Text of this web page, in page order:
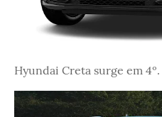
Hyundai Creta surge em 4º.